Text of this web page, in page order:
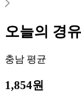
오늘의 경유
충남 평균
1,854원